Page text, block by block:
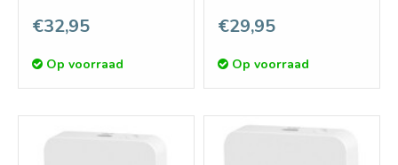
€32,95
Op voorraad
Controller
€29,95
Op voorraad